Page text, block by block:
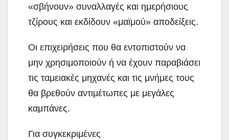
«σβήνουν» συναλλαγές και ημερήσιους
τζίρους και εκδίδουν «μαϊμού» αποδείξεις.
Οι επιχειρήσεις που θα εντοπιστούν να
μην χρησιμοποιούν ή να έχουν παραβιάσει
τις ταμειακές μηχανές και τις μνήμες τους
θα βρεθούν αντιμέτωπες με μεγάλες
καμπάνες.
Για συγκεκριμένες